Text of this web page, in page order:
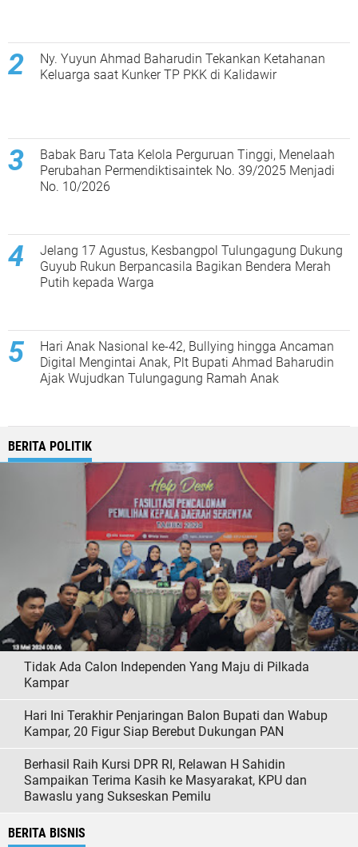
Ny. Yuyun Ahmad Baharudin Tekankan Ketahanan
Keluarga saat Kunker TP PKK di Kalidawir
Babak Baru Tata Kelola Perguruan Tinggi, Menelaah
Perubahan Permendiktisaintek No. 39/2025 Menjadi
No. 10/2026
Jelang 17 Agustus, Kesbangpol Tulungagung Dukung
Guyub Rukun Berpancasila Bagikan Bendera Merah
Putih kepada Warga
Hari Anak Nasional ke-42, Bullying hingga Ancaman
Digital Mengintai Anak, Plt Bupati Ahmad Baharudin
Ajak Wujudkan Tulungagung Ramah Anak
BERITA POLITIK
Tidak Ada Calon Independen Yang Maju di Pilkada
Kampar
Hari Ini Terakhir Penjaringan Balon Bupati dan Wabup
Kampar, 20 Figur Siap Berebut Dukungan PAN
Berhasil Raih Kursi DPR RI, Relawan H Sahidin
Sampaikan Terima Kasih ke Masyarakat, KPU dan
Bawaslu yang Sukseskan Pemilu
BERITA BISNIS